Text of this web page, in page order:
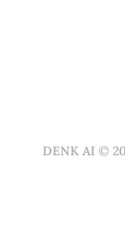
DENK AI ©